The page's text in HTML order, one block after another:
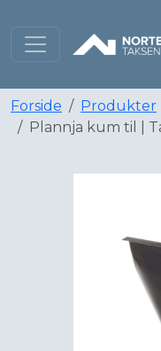
Forside Produkter
Plannja kum til |